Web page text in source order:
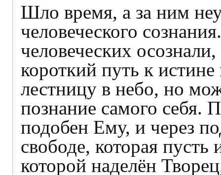
Шло время, а за ним
человеческого
человеческих
короткий путь к
лестницу в небо, но
познание самого себя.
подобен Ему, и через
свободе, которая пусть
которой наделён